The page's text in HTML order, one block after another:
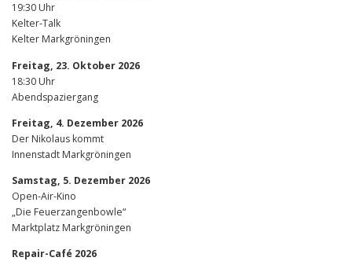
19:30 Uhr
Kelter-Talk
Kelter Markgröningen
Freitag, 23. Oktober 2026
18:30 Uhr
Abendspaziergang
Freitag, 4. Dezember 2026
Der Nikolaus kommt
Innenstadt Markgröningen
Samstag, 5. Dezember 2026
Open-Air-Kino
„Die Feuerzangenbowle“
Marktplatz Markgröningen
Repair-Café 2026